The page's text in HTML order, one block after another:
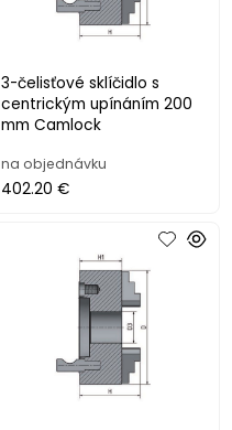
3-čelisťové sklíčidlo s
centrickým upínáním 200
mm Camlock
na objednávku
402.20 €